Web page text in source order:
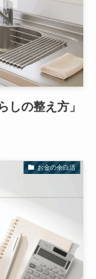
しの整え方」
お金の余白活